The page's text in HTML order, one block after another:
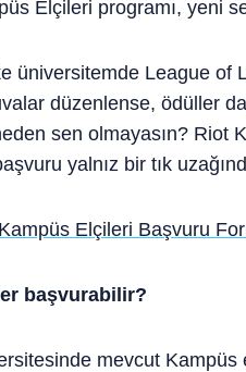
Elçileri programı, yeni
üniversitemde League of
düzenlense, ödüller
sen olmayasın? Riot
yalnız bir tık
Elçileri Başvuru
başvurabilir?
mevcut